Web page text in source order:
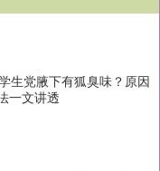
生党腋下有狐臭味？原因
一文讲透